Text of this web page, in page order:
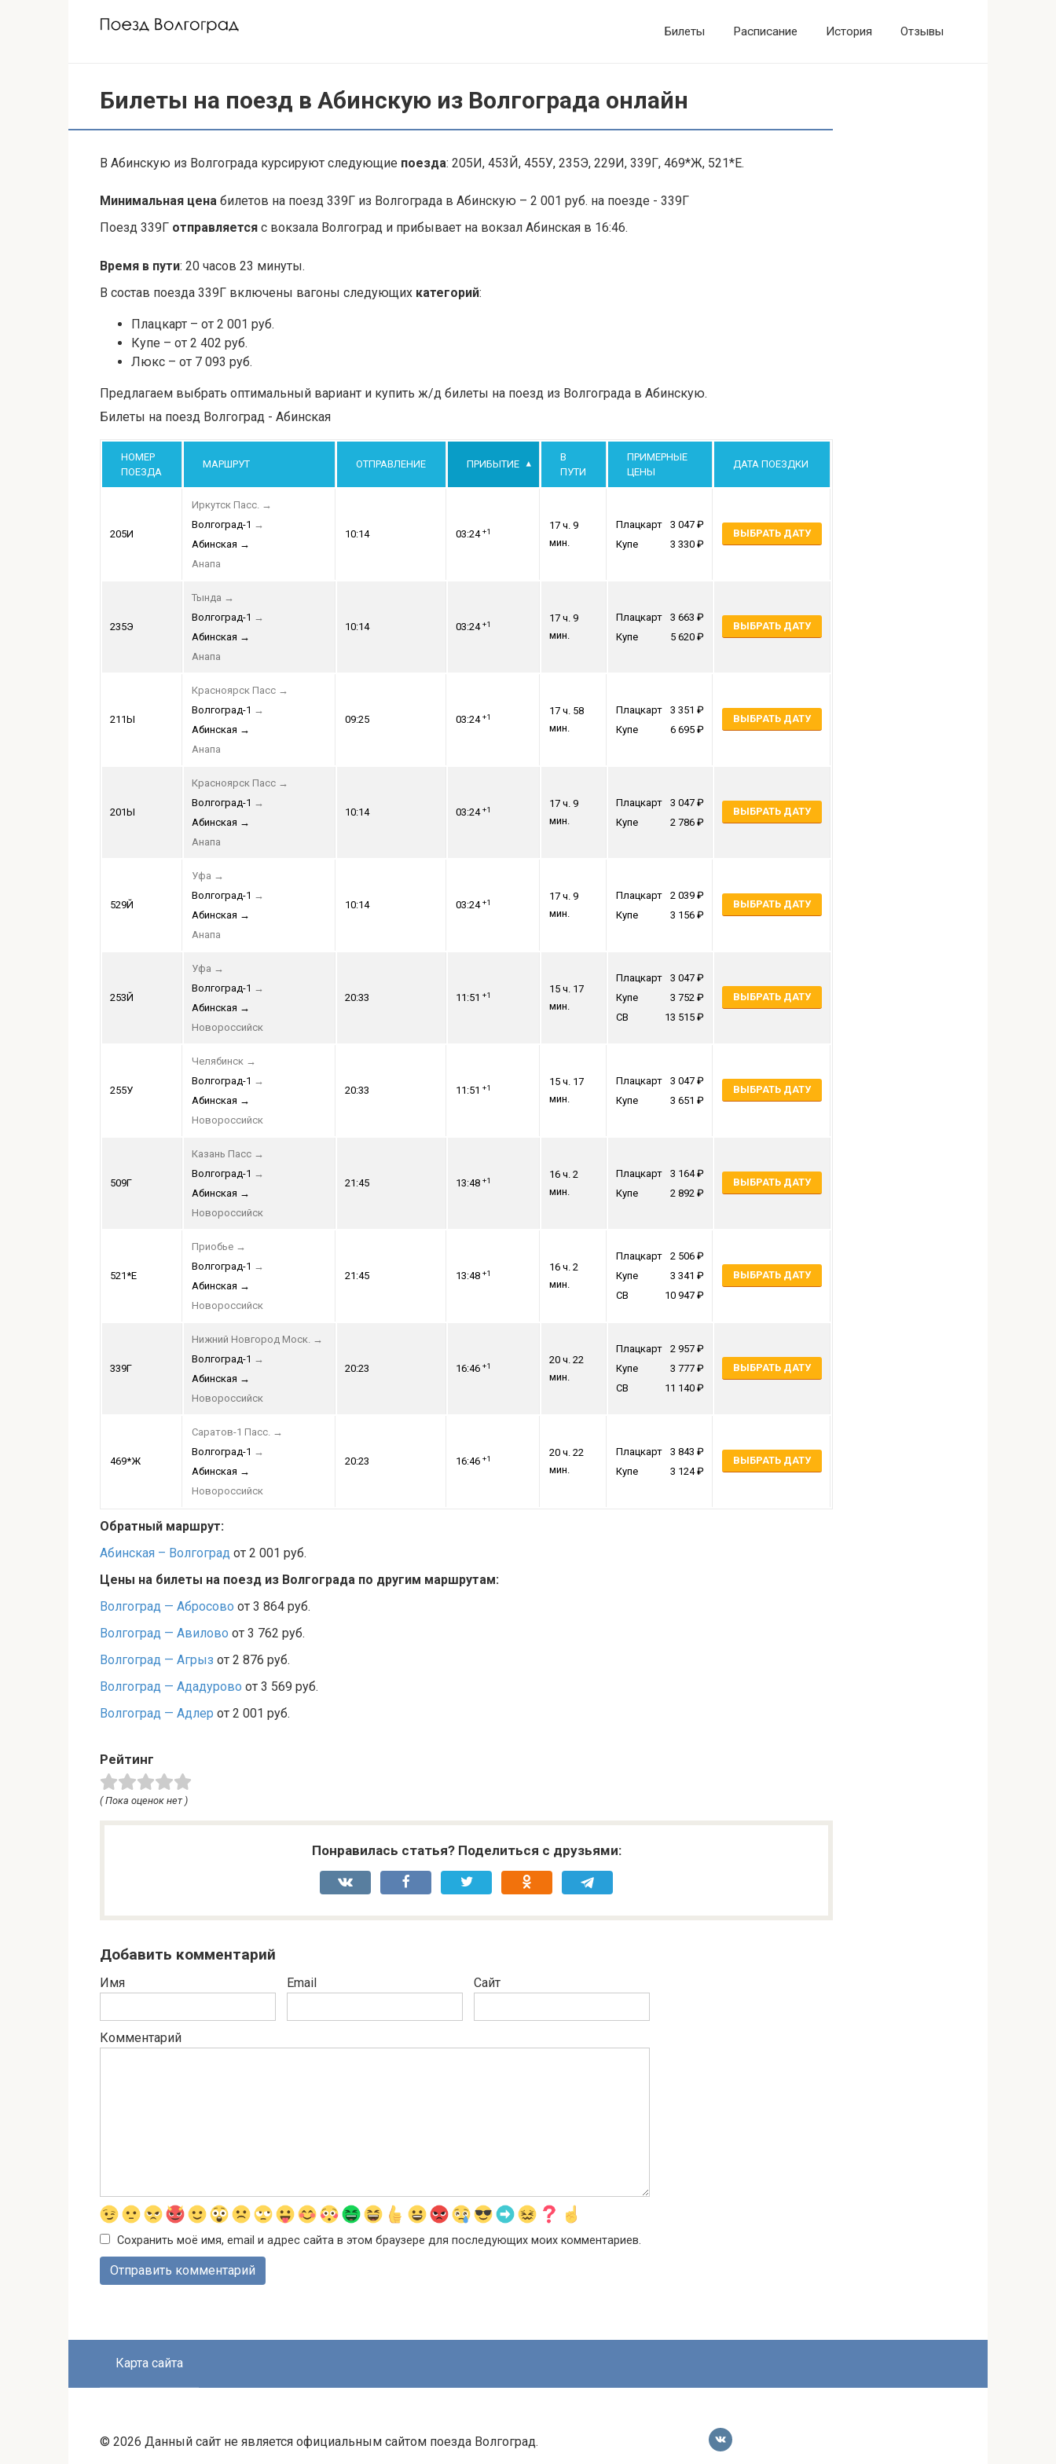
Билеты Расписание История Отзывы
Билеты на поезд в Абинскую из Волгограда онлайн
В Абинскую из Волгограда курсируют следующие поезда: 205И, 453Й, 455У, 235Э, 229И, 339Г, 469*Ж, 521*Е.
Минимальная цена билетов на поезд 339Г из Волгограда в Абинскую – 2 001 руб. на поезде - 339Г
Поезд 339Г отправляется с вокзала Волгоград и прибывает на вокзал Абинская в 16:46.
Время в пути: 20 часов 23 минуты.
В состав поезда 339Г включены вагоны следующих категорий:
Плацкарт – от 2 001 руб.
Купе – от 2 402 руб.
Люкс – от 7 093 руб.
Предлагаем выбрать оптимальный вариант и купить ж/д билеты на поезд из Волгограда в Абинскую.
Билеты на поезд Волгоград - Абинская
НОМЕР
ПОЕЗДА
МАРШРУТ ОТПРАВЛЕНИЕ ПРИБЫТИЕ
В
ПУТИ
ПРИМЕРНЫЕ
ЦЕНЫ
ДАТА ПОЕЗДКИ
205И
Иркутск Пасс. →
Волгоград-1 →
Абинская →
Анапа
10:14 03:24+1
17 ч. 9
мин.
Плацкарт
3 047
Купе
3 330
ВЫБРАТЬ ДАТУ
235Э
Тында →
Волгоград-1 →
Абинская →
Анапа
10:14 03:24+1
17 ч. 9
мин.
Плацкарт
3 663
Купе
5 620
ВЫБРАТЬ ДАТУ
211Ы
Красноярск Пасс →
Волгоград-1 →
Абинская →
Анапа
09:25 03:24+1
17 ч. 58
мин.
Плацкарт
3 351
Купе
6 695
ВЫБРАТЬ ДАТУ
201Ы
Красноярск Пасс →
Волгоград-1 →
Абинская →
Анапа
10:14 03:24+1
17 ч. 9
мин.
Плацкарт
3 047
Купе
2 786
ВЫБРАТЬ ДАТУ
529Й
Уфа →
Волгоград-1 →
Абинская →
Анапа
10:14 03:24+1
17 ч. 9
мин.
Плацкарт
2 039
Купе
3 156
ВЫБРАТЬ ДАТУ
253Й
Уфа →
Волгоград-1 →
Абинская →
Новороссийск
20:33 11:51 +1
15 ч. 17
мин.
Плацкарт
3 047
Купе
3 752
СВ
13 515
ВЫБРАТЬ ДАТУ
255У
Челябинск →
Волгоград-1 →
Абинская →
Новороссийск
20:33 11:51 +1
15 ч. 17
мин.
Плацкарт
3 047
Купе
3 651
ВЫБРАТЬ ДАТУ
509Г
Казань Пасс →
Волгоград-1 →
Абинская →
Новороссийск
21:45 13:48 +1
16 ч. 2
мин.
Плацкарт
3 164
Купе
2 892
ВЫБРАТЬ ДАТУ
521*Е
Приобье →
Волгоград-1 →
Абинская →
Новороссийск
21:45 13:48 +1
16 ч. 2
мин.
Плацкарт
2 506
Купе
3 341
СВ
10 947
ВЫБРАТЬ ДАТУ
339Г
Нижний Новгород Моск. →
Волгоград-1 →
Абинская →
Новороссийск
20:23 16:46 +1
20 ч. 22
мин.
Плацкарт
2 957
Купе
3 777
СВ
11 140
ВЫБРАТЬ ДАТУ
469*Ж
Саратов-1 Пасс. →
Волгоград-1 →
Абинская →
Новороссийск
20:23 16:46 +1
20 ч. 22
мин.
Плацкарт
3 843
Купе
3 124
ВЫБРАТЬ ДАТУ
Обратный маршрут:
Абинская – Волгоград от 2 001 руб.
Цены на билеты на поезд из Волгограда по другим маршрутам:
Волгоград — Абросово от 3 864 руб.
Волгоград — Авилово от 3 762 руб.
Волгоград — Агрыз от 2 876 руб.
Волгоград — Ададурово от 3 569 руб.
Волгоград — Адлер от 2 001 руб.
Рейтинг
( Пока оценок нет )
Понравилась статья? Поделиться с друзьями:
Добавить комментарий
Имя Email Сайт
Комментарий
Сохранить моё имя, email и адрес сайта в этом браузере для последующих моих комментариев.
Карта сайта
© 2026 Данный сайт не является официальным сайтом поезда Волгоград.